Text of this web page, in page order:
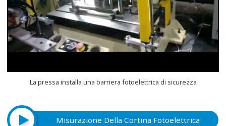
La pressa installa una barriera fotoelettrica di sicurezza
Misurazione Della Cortina Fotoelettrica